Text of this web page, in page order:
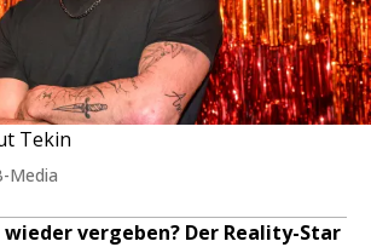
Tekin
Media
vergeben? Der Reality-Star